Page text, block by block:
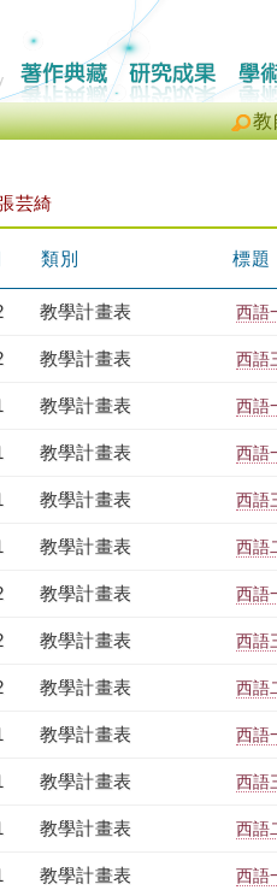
教
芸綺
類別 標題
教學計畫表 西語
教學計畫表 西語
教學計畫表 西語
教學計畫表 西語
教學計畫表 西語
教學計畫表 西語
教學計畫表 西語
教學計畫表 西語
教學計畫表 西語
教學計畫表 西語
教學計畫表 西語
教學計畫表 西語
教學計畫表 西語